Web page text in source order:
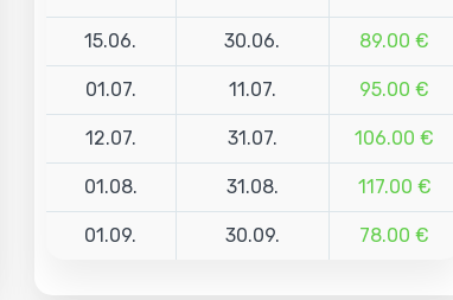
15.06. 30.06. 89.00 €
01.07. 11.07. 95.00 €
12.07. 31.07. 106.00 €
01.08. 31.08. 117.00 €
01.09. 30.09. 78.00 €